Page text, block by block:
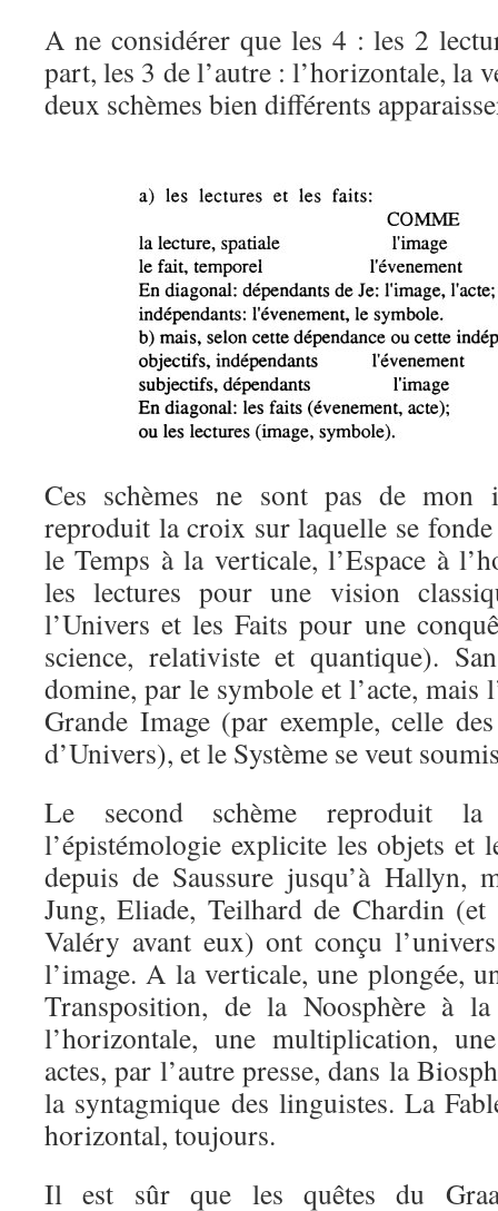
A ne considérer que les 4 : les 2
part, les 3 de l’autre : l’horizontale, la
deux schèmes bien différents
Ces schèmes ne sont pas de mon
reproduit la croix sur laquelle se
le Temps à la verticale, l’Espace à
les lectures pour une vision
l’Univers et les Faits pour une
science, relativiste et quantique).
domine, par le symbole et l’acte, mais
Grande Image (par exemple, celle
d’Univers), et le Système se veut
Le second schème reproduit
l’épistémologie explicite les objets et
depuis de Saussure jusqu’à Hallyn,
Jung, Eliade, Teilhard de Chardin
Valéry avant eux) ont conçu
l’image. A la verticale, une plongée,
Transposition, de la Noosphère à
l’horizontale, une multiplication,
actes, par l’autre presse, dans la
la syntagmique des linguistes. La
horizontal, toujours.
Il est sûr que les quêtes du